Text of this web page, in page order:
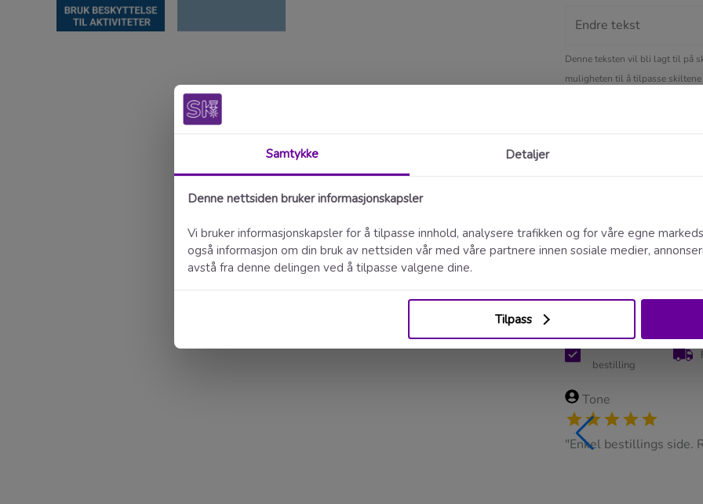
Denne teksten vil bli lagt til på
muligheten til å tilpasse
bestilling
Tone
"Enkel bestillings side.